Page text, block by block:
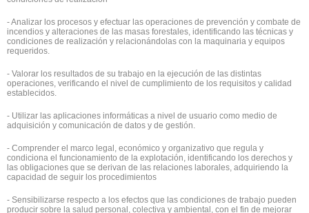
- Analizar los procesos y efectuar las operaciones de prevención y combate de
incendios y alteraciones de las masas forestales, identificando las técnicas y
condiciones de realización y relacionándolas con la maquinaria y equipos
requeridos.
- Valorar los resultados de su trabajo en la ejecución de las distintas
operaciones, verificando el nivel de cumplimiento de los requisitos y calidad
establecidos.
- Utilizar las aplicaciones informáticas a nivel de usuario como medio de
adquisición y comunicación de datos y de gestión.
- Comprender el marco legal, económico y organizativo que regula y
condiciona el funcionamiento de la explotación, identificando los derechos y
las obligaciones que se derivan de las relaciones laborales, adquiriendo la
capacidad de seguir los procedimientos
- Sensibilizarse respecto a los efectos que las condiciones de trabajo pueden
producir sobre la salud personal, colectiva y ambiental, con el fin de mejorar